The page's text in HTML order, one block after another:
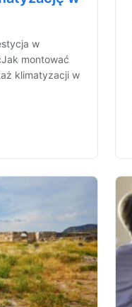
w
montować
klimatyzacji w